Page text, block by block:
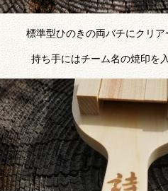
標準型ひのきの両バチにクリア
持ち手にはチーム名の焼印を